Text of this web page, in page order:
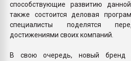
способствующие развитию
также состоится деловая
специалисты поделятся
достижениями своих компаний.
В свою очередь, новый бренд